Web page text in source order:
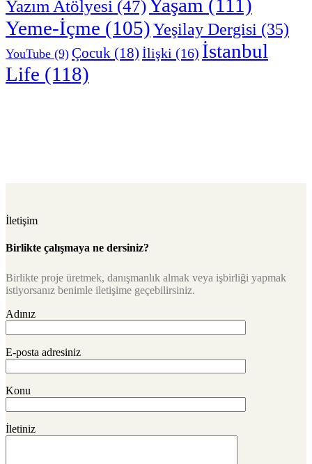
Yazım Atölyesi (47) Yaşam (111)
Yeme-İçme (105)Yeşilay Dergisi (35)
YouTube (9) Çocuk (18) İlişki (16) İstanbul
Life (118)
İletişim
Birlikte çalışmaya ne dersiniz?
Birlikte proje üretmek, danışmanlık almak veya işbirliği yapmak
istiyorsanız benimle iletişime geçebilirsiniz.
Adınız
E-posta adresiniz
Konu
İletiniz